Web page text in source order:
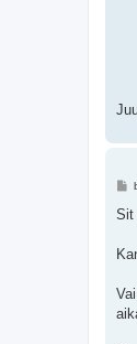
P
s
Sit